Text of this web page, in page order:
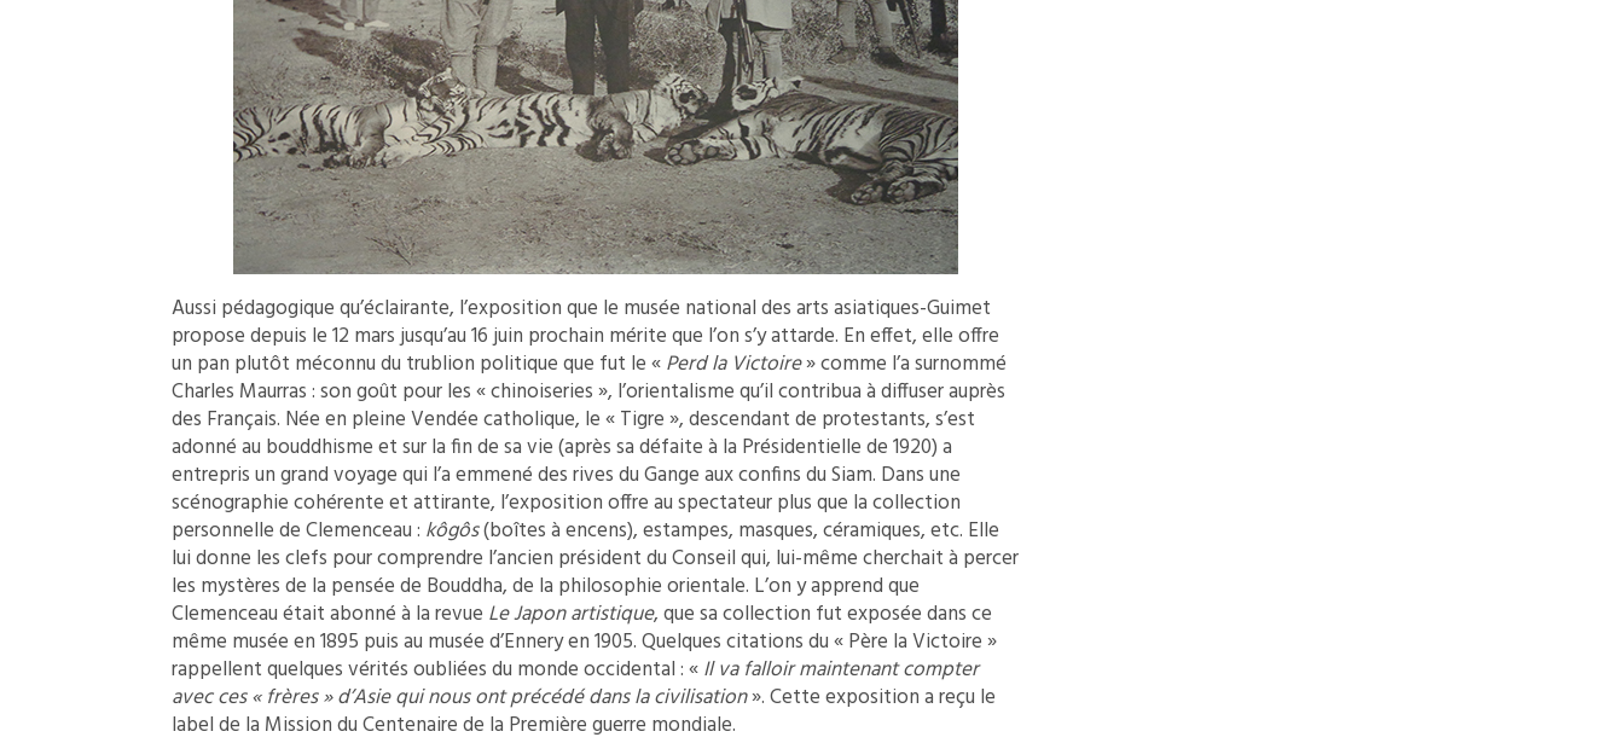
Aussi pédagogique qu’éclairante, l’exposition que le musée national des arts asiatiques-Guimet
propose depuis le 12 mars jusqu’au 16 juin prochain mérite que l’on s’y attarde. En effet, elle offre
un pan plutôt méconnu du trublion politique que fut le «Perd la Victoire» comme l’a surnommé
Charles Maurras : son goût pour les « chinoiseries », l’orientalisme qu’il contribua à diffuser auprès
des Français. Née en pleine Vendée catholique, le « Tigre », descendant de protestants, s’est
adonné au bouddhisme et sur la fin de sa vie (après sa défaite à la Présidentielle de 1920) a
entrepris un grand voyage qui l’a emmené des rives du Gange aux confins du Siam. Dans une
scénographie cohérente et attirante, l’exposition offre au spectateur plus que la collection
personnelle de Clemenceau : kôgôs(boîtes à encens), estampes, masques, céramiques, etc. Elle
lui donne les clefs pour comprendre l’ancien président du Conseil qui, lui-même cherchait à percer
les mystères de la pensée de Bouddha, de la philosophie orientale. L’on y apprend que
Clemenceau était abonné à la revue Le Japon artistique, que sa collection fut exposée dans ce
même musée en 1895 puis au musée d’Ennery en 1905. Quelques citations du « Père la Victoire »
rappellent quelques vérités oubliées du monde occidental : «Il va falloir maintenant compter
avec ces « frères » d’Asie qui nous ont précédé dans la civilisation». Cette exposition a reçu le
label de la Mission du Centenaire de la Première guerre mondiale.